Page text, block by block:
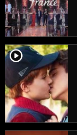
player2